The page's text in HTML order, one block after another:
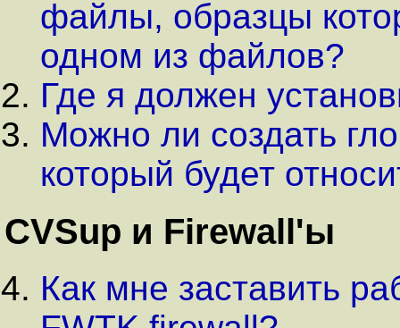
файлы, образцы
одном из файлов?
Где я должен
Можно ли создать
который будет
CVSup и Firewall'ы
Как мне заставить